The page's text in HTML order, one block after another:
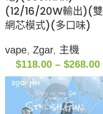
(12/16/20W輸出)(雙
網芯模式)(多口味)
vape, Zgar, 主機
$118.00 – $268.00